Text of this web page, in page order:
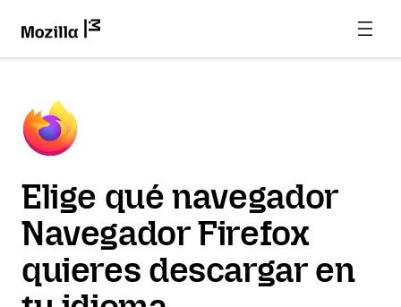
Elige qué navegador
Navegador Firefox
quieres descargar en